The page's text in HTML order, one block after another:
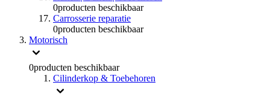
0producten beschikbaar
Carrosserie reparatie
0producten beschikbaar
Motorisch
0producten beschikbaar
Cilinderkop & Toebehoren